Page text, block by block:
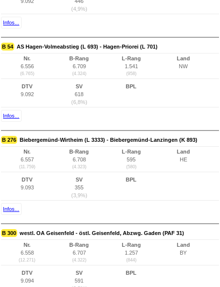
(4,9%)
Infos...
B 54 AS Hagen-Volmeabstieg (L 693) - Hagen-Priorei (L 701)
Nr.
6.556
(6.765)
B-Rang
6.709
(4.324)
L-Rang
1.541
(958)
Land
NW
DTV
9.092
SV
618
(6,8%)
BPL
Infos...
B 276 Biebergemünd-Wirtheim (L 3333) - Biebergemünd-Lanzingen (K 893)
Nr.
6.557
(11.759)
B-Rang
6.708
(4.323)
L-Rang
595
(580)
Land
HE
DTV
9.093
SV
355
(3,9%)
BPL
Infos...
B 300 westl. OA Geisenfeld - östl. Geisenfeld, Abzwg. Gaden (PAF 31)
Nr.
6.558
(12.271)
B-Rang
6.707
(4.322)
L-Rang
1.257
(844)
Land
BY
DTV
9.094
SV
591
BPL